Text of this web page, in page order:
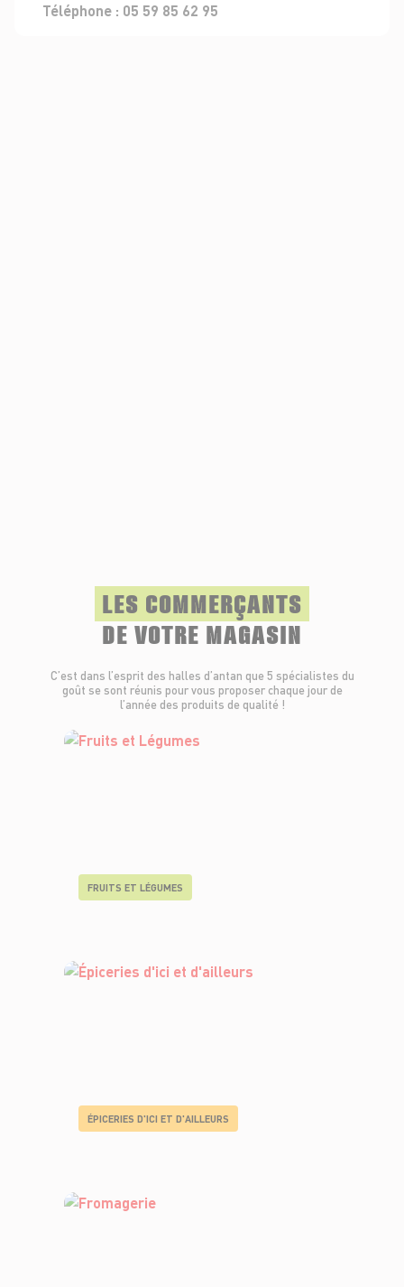
Téléphone : 05 59 85 62 95
LES COMMERÇANTS
DE VOTRE MAGASIN
C’est dans l’esprit des halles d’antan que 5 spécialistes du
goût se sont réunis pour vous proposer chaque jour de
l’année des produits de qualité !
FRUITS ET LÉGUMES
ÉPICERIES D'ICI ET D'AILLEURS